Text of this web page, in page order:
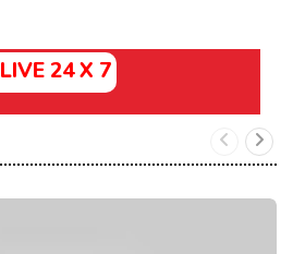
LIVE 24 X 7